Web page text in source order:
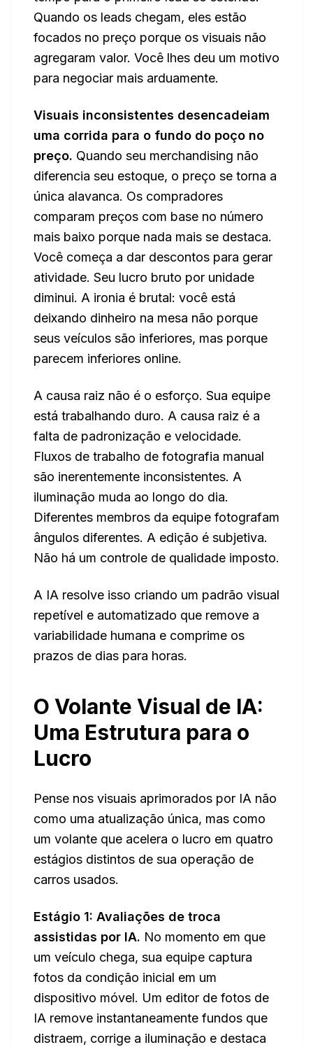
Quando os leads chegam, eles estão
focados no preço porque os visuais não
agregaram valor. Você lhes deu um motivo
para negociar mais arduamente.
Visuais inconsistentes desencadeiam
uma corrida para o fundo do poço no
preço. Quando seu merchandising não
diferencia seu estoque, o preço se torna a
única alavanca. Os compradores
comparam preços com base no número
mais baixo porque nada mais se destaca.
Você começa a dar descontos para gerar
atividade. Seu lucro bruto por unidade
diminui. A ironia é brutal: você está
deixando dinheiro na mesa não porque
seus veículos são inferiores, mas porque
parecem inferiores online.
A causa raiz não é o esforço. Sua equipe
está trabalhando duro. A causa raiz é a
falta de padronização e velocidade.
Fluxos de trabalho de fotografia manual
são inerentemente inconsistentes. A
iluminação muda ao longo do dia.
Diferentes membros da equipe fotografam
ângulos diferentes. A edição é subjetiva.
Não há um controle de qualidade imposto.
A IA resolve isso criando um padrão visual
repetível e automatizado que remove a
variabilidade humana e comprime os
prazos de dias para horas.
O Volante Visual de IA:
Uma Estrutura para o
Lucro
Pense nos visuais aprimorados por IA não
como uma atualização única, mas como
um volante que acelera o lucro em quatro
estágios distintos de sua operação de
carros usados.
Estágio 1: Avaliações de troca
assistidas por IA. No momento em que
um veículo chega, sua equipe captura
fotos da condição inicial em um
dispositivo móvel. Um editor de fotos de
IA remove instantaneamente fundos que
distraem, corrige a iluminação e destaca